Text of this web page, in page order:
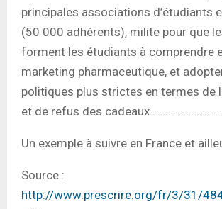
principales associations d’étudiants
(50 000 adhérents), milite pour que
forment les étudiants à comprendre
marketing pharmaceutique, et
politiques plus strictes en termes de
et de refus des
Un exemple à suivre en France et
Source :
http://www.prescrire.org/fr/3/31/